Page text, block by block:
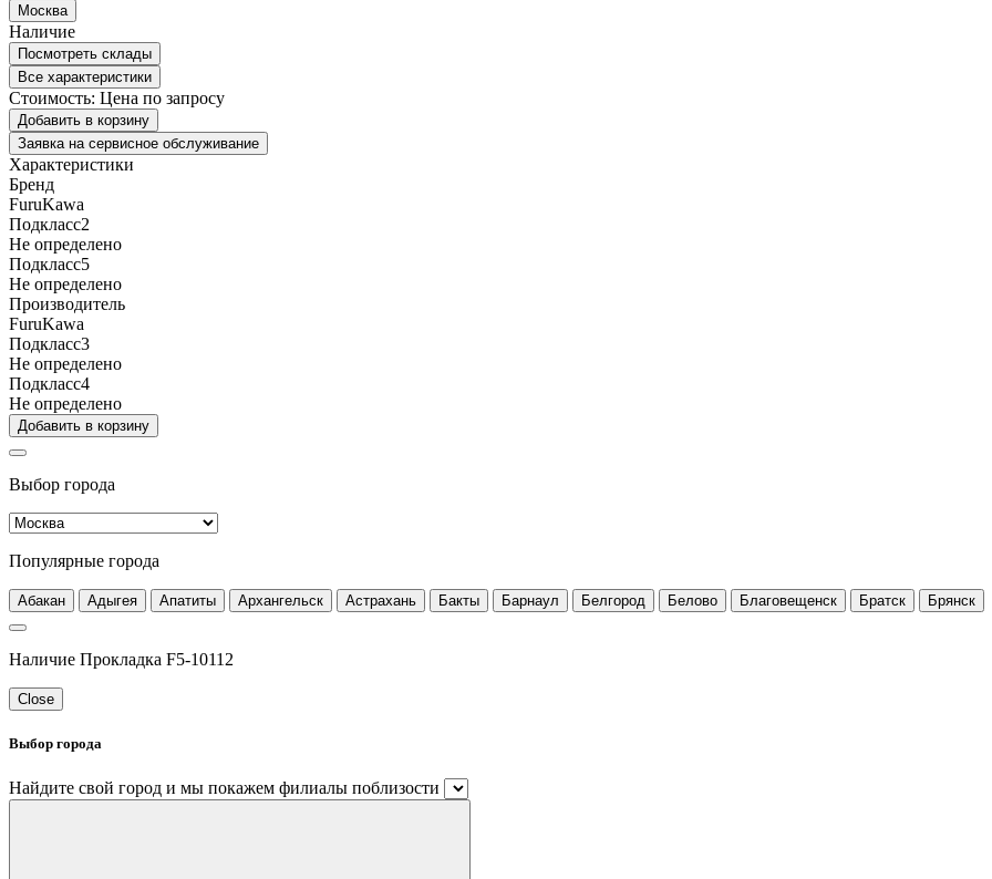
Москва
Наличие
Посмотреть склады
Все характеристики
Стоимость: Цена по запросу
Добавить в корзину
Заявка на сервисное обслуживание
Характеристики
Бренд
FuruKawa
Подкласс2
Не определено
Подкласс5
Не определено
Производитель
FuruKawa
Подкласс3
Не определено
Подкласс4
Не определено
Добавить в корзину
Выбор города
Популярные города
Абакан Адыгея Апатиты Архангельск Астрахань Бакты Барнаул Белгород Белово Благовещенск Братск Брянск
Наличие Прокладка F5-10112
Close
Выбор города
Найдите свой город и мы покажем филиалы поблизости